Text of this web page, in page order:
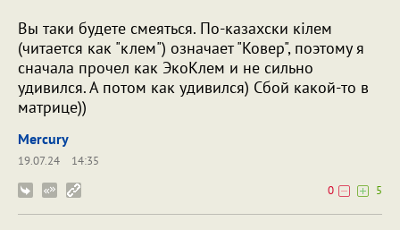
Вы таки будете смеяться. По-казахски кiлем
(читается как "клем") означает "Ковер", поэтому я
сначала прочел как ЭкоКлем и не сильно
удивился. А потом как удивился) Сбой какой-то в
матрице))
Mercury
19.07.24
14:35
0
5